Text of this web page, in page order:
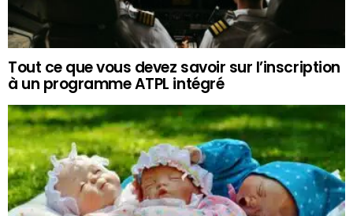
Tout ce que vous devez savoir sur l’inscription
à un programme ATPL intégré